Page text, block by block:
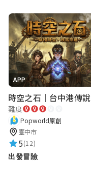
APP
時空之石｜台中港傳說
難度
Popworld原創
臺中市
5(12)
出發冒險